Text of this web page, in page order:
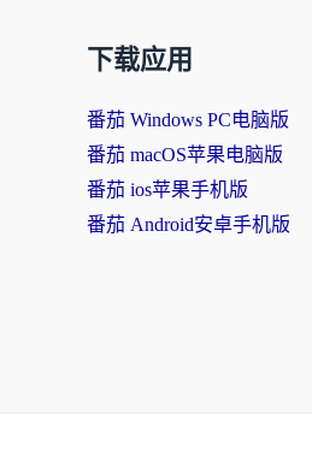
下载应用
番茄 Windows PC电脑版
番茄 macOS苹果电脑版
番茄 ios苹果手机版
番茄 Android安卓手机版